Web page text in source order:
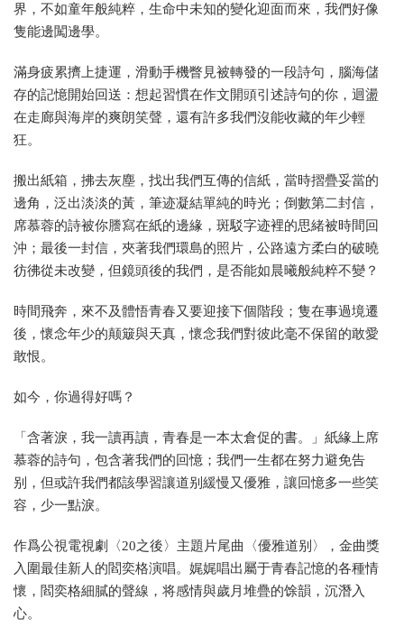
界，不如童年般純粹，生命中未知的變化迎面而來，我們好像
隻能邊闖邊學。
滿身疲累擠上捷運，滑動手機瞥見被轉發的一段詩句，腦海儲
存的記憶開始回送：想起習慣在作文開頭引述詩句的你，迴盪
在走廊與海岸的爽朗笑聲，還有許多我們沒能收藏的年少輕
狂。
搬出紙箱，拂去灰塵，找出我們互傳的信紙，當時摺疊妥當的
邊角，泛出淡淡的黃，筆迹凝結單純的時光；倒數第二封信，
席慕蓉的詩被你謄寫在紙的邊緣，斑駁字迹裡的思緒被時間回
沖；最後一封信，夾著我們環島的照片，公路遠方柔白的破曉
彷彿從未改變，但鏡頭後的我們，是否能如晨曦般純粹不變？
時間飛奔，來不及體悟青春又要迎接下個階段；隻在事過境遷
後，懷念年少的颠簸與天真，懷念我們對彼此毫不保留的敢愛
敢恨。
如今，你過得好嗎？
「含著淚，我一讀再讀，青春是一本太倉促的書。」紙緣上席
慕蓉的詩句，包含著我們的回憶；我們一生都在努力避免告
别，但或許我們都該學習讓道别緩慢又優雅，讓回憶多一些笑
容，少一點淚。
作爲公視電視劇〈20之後〉主題片尾曲〈優雅道别〉，金曲獎
入圍最佳新人的閻奕格演唱。娓娓唱出屬于青春記憶的各種情
懷，閻奕格細膩的聲線，将感情與歲月堆疊的馀韻，沉潛入
心。